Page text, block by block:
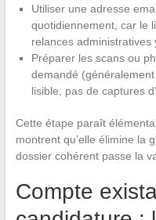
Utiliser une adresse
quotidiennement, car le
relances administratives
Préparer les scans ou
demandé
lisible, pas de captures
Cette étape paraît
montrent qu’elle élimine la
dossier cohérent passe la
Compte